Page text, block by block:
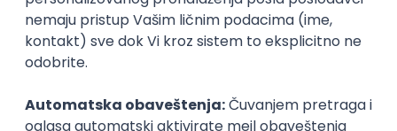
29.08.2026.
QoS C Hardware Asic Embedded Senior
Nebius
Remote